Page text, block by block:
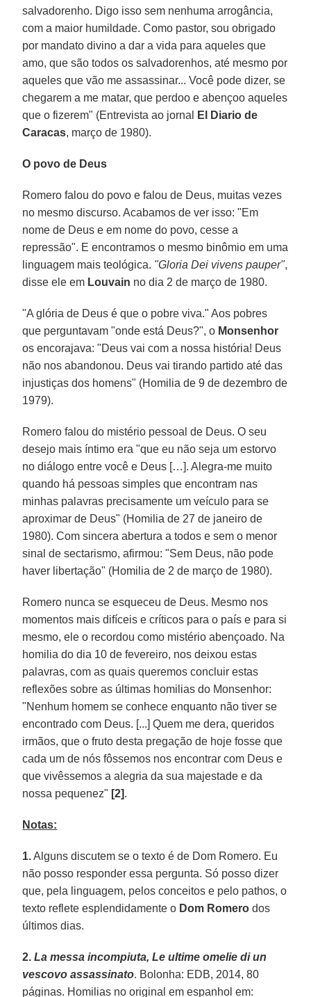
salvadorenho. Digo isso sem nenhuma arrogância,
com a maior humildade. Como pastor, sou obrigado
por mandato divino a dar a vida para aqueles que
amo, que são todos os salvadorenhos, até mesmo por
aqueles que vão me assassinar... Você pode dizer, se
chegarem a me matar, que perdoo e abençoo aqueles
que o fizerem" (Entrevista ao jornal
El Diario de
Caracas, março de 1980).
O povo de Deus
Romero falou do povo e falou de Deus, muitas vezes
no mesmo discurso. Acabamos de ver isso: "Em
nome de Deus e em nome do povo, cesse a
repressão". E encontramos o mesmo binômio em uma
linguagem mais teológica. "Gloria Dei vivens pauper",
disse ele em Louvain no dia 2 de março de 1980.
"A glória de Deus é que o pobre viva." Aos pobres
que perguntavam "onde está Deus?", o Monsenhor
os encorajava: "Deus vai com a nossa história! Deus
não nos abandonou. Deus vai tirando partido até das
injustiças dos homens" (Homilia de 9 de dezembro de
1979).
Romero falou do mistério pessoal de Deus. O seu
desejo mais íntimo era "que eu não seja um estorvo
no diálogo entre você e Deus […]. Alegra-me muito
quando há pessoas simples que encontram nas
minhas palavras precisamente um veículo para se
aproximar de Deus" (Homilia de 27 de janeiro de
1980). Com sincera abertura a todos e sem o menor
sinal de sectarismo, afirmou: "Sem Deus, não pode
haver libertação" (Homilia de 2 de março de 1980).
Romero nunca se esqueceu de Deus. Mesmo nos
momentos mais difíceis e críticos para o país e para si
mesmo, ele o recordou como mistério abençoado. Na
homilia do dia 10 de fevereiro, nos deixou estas
palavras, com as quais queremos concluir estas
reflexões sobre as últimas homilias do Monsenhor:
"Nenhum homem se conhece enquanto não tiver se
encontrado com Deus. [...] Quem me dera, queridos
irmãos, que o fruto desta pregação de hoje fosse que
cada um de nós fôssemos nos encontrar com Deus e
que vivêssemos a alegria da sua majestade e da
nossa pequenez" [2].
Notas:
1.Alguns discutem se o texto é de Dom Romero. Eu
não posso responder essa pergunta. Só posso dizer
que, pela linguagem, pelos conceitos e pelo pathos, o
texto reflete esplendidamente o Dom Romero dos
últimos dias.
2. La messa incompiuta, Le ultime omelie di un
vescovo assassinato. Bolonha: EDB, 2014, 80
páginas. Homilias no original em espanhol em: